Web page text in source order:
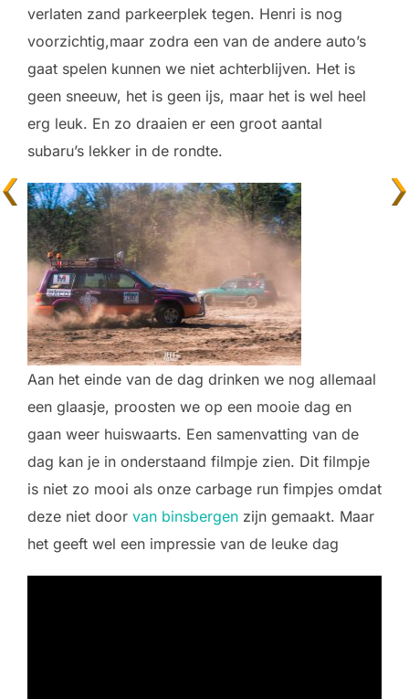
verlaten zand parkeerplek tegen. Henri is nog
voorzichtig,maar zodra een van de andere auto’s
gaat spelen kunnen we niet achterblijven. Het is
geen sneeuw, het is geen ijs, maar het is wel heel
erg leuk. En zo draaien er een groot aantal
subaru’s lekker in de rondte.
Aan het einde van de dag drinken we nog allemaal
een glaasje, proosten we op een mooie dag en
gaan weer huiswaarts. Een samenvatting van de
dag kan je in onderstaand filmpje zien. Dit filmpje
is niet zo mooi als onze carbage run fimpjes omdat
deze niet door van binsbergen zijn gemaakt. Maar
het geeft wel een impressie van de leuke dag